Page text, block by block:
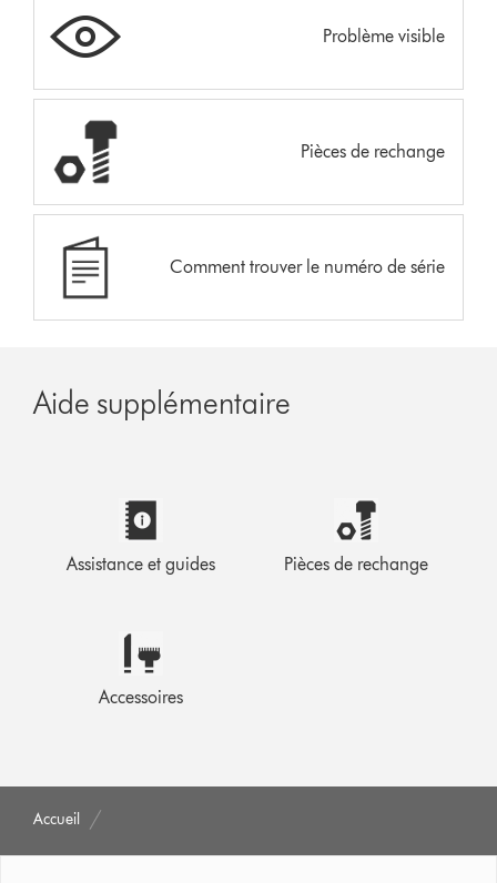
Problème visible
Pièces de rechange
Comment trouver le numéro de série
Aide supplémentaire
Assistance et guides Pièces de rechange
Accessoires
Accueil